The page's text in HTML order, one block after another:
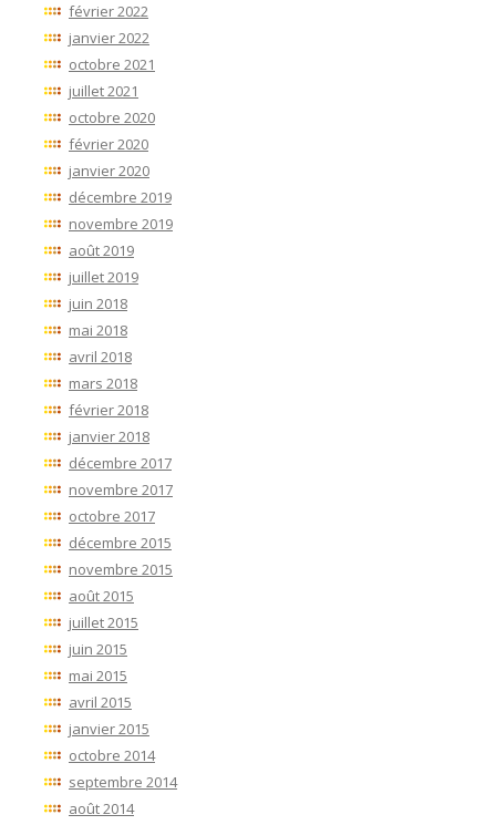
février 2022
janvier 2022
octobre 2021
juillet 2021
octobre 2020
février 2020
janvier 2020
décembre 2019
novembre 2019
août 2019
juillet 2019
juin 2018
mai 2018
avril 2018
mars 2018
février 2018
janvier 2018
décembre 2017
novembre 2017
octobre 2017
décembre 2015
novembre 2015
août 2015
juillet 2015
juin 2015
mai 2015
avril 2015
janvier 2015
octobre 2014
septembre 2014
août 2014